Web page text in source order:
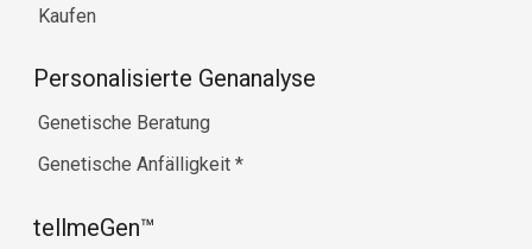
Kaufen
Personalisierte Genanalyse
Genetische Beratung
Genetische Anfälligkeit *
tellmeGen™